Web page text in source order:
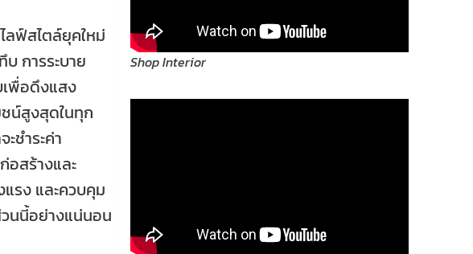
ฟ์สไตล์ยุคใหม่
การระบาย
พื่อดึงแสง
น์สูงสุดในทุก
ะชำระค่า
อสร้างและ
รง และควบคุม
นนี้อย่างแน่นอน
Shop Interior